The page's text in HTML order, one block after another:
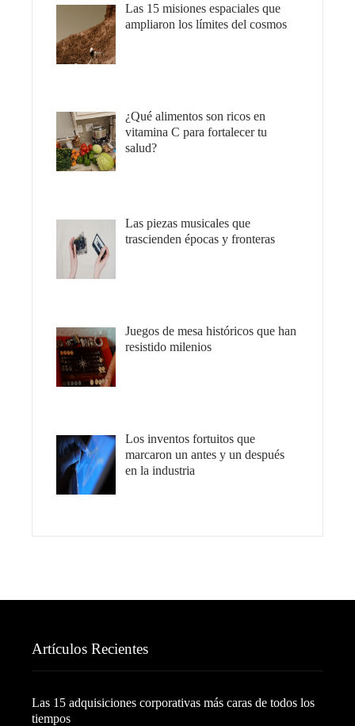
Las 15 misiones espaciales que
ampliaron los límites del cosmos
¿Qué alimentos son ricos en
vitamina C para fortalecer tu
salud?
Las piezas musicales que
trascienden épocas y fronteras
Juegos de mesa históricos que han
resistido milenios
Los inventos fortuitos que
marcaron un antes y un después
en la industria
Artículos Recientes
Las 15 adquisiciones corporativas más caras de todos los
tiempos